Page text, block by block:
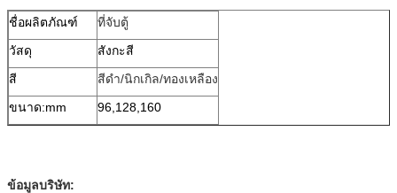
ชื่อผลิตภัณฑ์
ที่จับตู้
วัสดุ
สังกะสี
สี
สีดำ/นิกเกิล/ทองเหลือง
ขนาด:mm
96,128,160
ข้อมูลบริษัท: